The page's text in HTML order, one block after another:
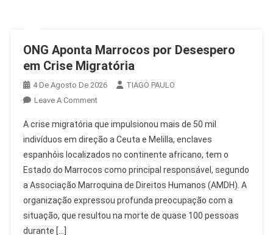
ONG Aponta Marrocos por Desespero
em Crise Migratória
4 De Agosto De 2026
TIAGO PAULO
Leave A CommentOn
Aponta
Marrocos
Por
Desespero
Em
Crise
Migratória
A crise migratória que impulsionou mais de 50 mil
indivíduos em direção a Ceuta e Melilla, enclaves
espanhóis localizados no continente africano, tem o
Estado do Marrocos como principal responsável, segundo
a Associação Marroquina de Direitos Humanos (AMDH). A
organização expressou profunda preocupação com a
situação, que resultou na morte de quase 100 pessoas
durante […]